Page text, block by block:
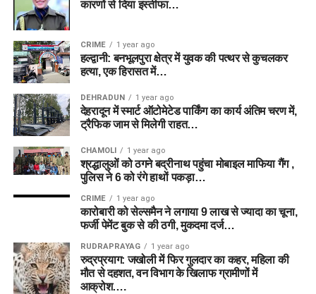
कारणों से दिया इस्तीफा…
CRIME 1 year ago
हल्द्वानी: बनभूलपुरा क्षेत्र में युवक की पत्थर से कुचलकर
हत्या, एक हिरासत में…
DEHRADUN 1 year ago
देहरादून में स्मार्ट ऑटोमेटेड पार्किंग का कार्य अंतिम चरण में,
ट्रैफिक जाम से मिलेगी राहत…
CHAMOLI 1 year ago
श्रद्धालुओं को ठगने बद्रीनाथ पहुंचा मोबाइल माफिया गैंग ,
पुलिस ने 6 को रंगे हाथों पकड़ा…
CRIME 1 year ago
कारोबारी को सेल्समैन ने लगाया 9 लाख से ज्यादा का चूना,
फर्जी पेमेंट बुक से की ठगी, मुकदमा दर्ज…
RUDRAPRAYAG 1 year ago
रुद्रप्रयाग: जखोली में फिर गुलदार का कहर, महिला की
मौत से दहशत, वन विभाग के खिलाफ ग्रामीणों में
आक्रोश….